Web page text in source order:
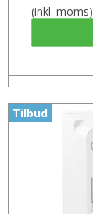
(inkl. moms)
Tilbud